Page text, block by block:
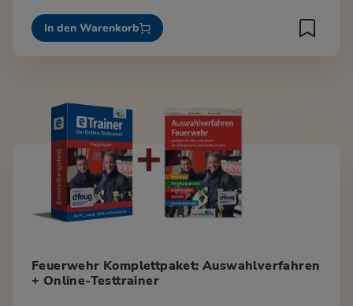
In den Warenkorb
Feuerwehr Komplettpaket: Auswahlverfahren
+ Online-Testtrainer